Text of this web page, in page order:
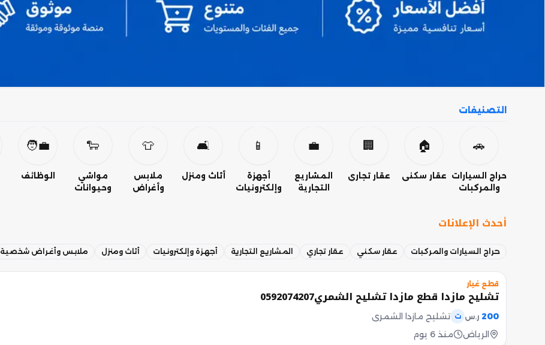
التصنيفات
🚗
حراج السيارات
والمركبات
🏠
عقار سكني
🏢
عقار تجاري
💼
المشاريع
التجارية
📱
أجهزة
وإلكترونيات
🛋️
أثاث ومنزل
👕
ملابس
وأغراض
🐑
مواشي
وحيوانات
🧑‍💼
الوظائف
أحدث الإعلانات
حراج السيارات والمركبات عقار سكني عقار تجاري المشاريع التجارية أجهزة وإلكترونيات أثاث ومنزل ملابس وأغراض شخصية
قطع غيار
تشليح مازدا قطع مازدا تشليح الشمري0592074207
200 ر.س ت تشليح مازدا الشمري
الرياض
منذ 6 يوم